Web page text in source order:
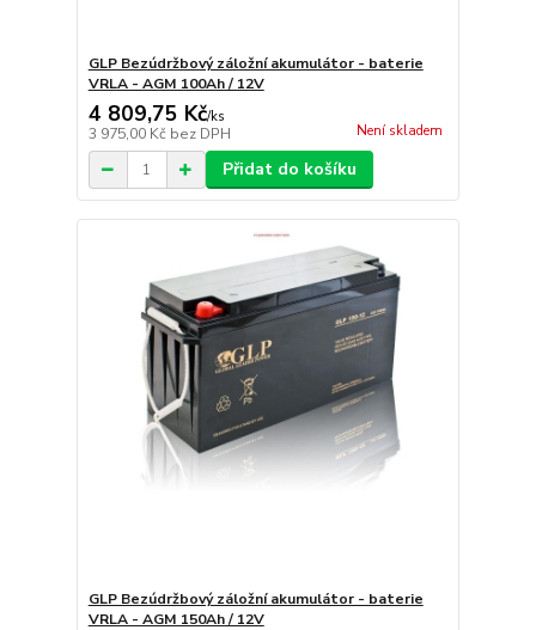
GLP Bezúdržbový záložní akumulátor - baterie
VRLA - AGM 100Ah / 12V
4 809,75 Kč/ks
3 975,00 Kč bez DPH Není skladem
Přidat do košíku
GLP Bezúdržbový záložní akumulátor - baterie
VRLA - AGM 150Ah / 12V